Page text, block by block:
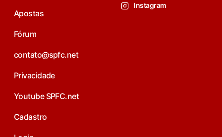
Apostas
Fórum
contato@spfc.net
Privacidade
Youtube SPFC.net
Cadastro
Instagram